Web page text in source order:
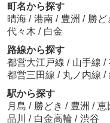
町名から探す
晴海 / 港南 / 豊洲 / 勝ど
代々木 / 白金
路線から探す
都営大江戸線 / 山手線 /
都営三田線 / 丸ノ内線 /
駅から探す
月島 / 勝どき / 豊洲 / 恵
品川
/ 白金高輪 / 渋谷